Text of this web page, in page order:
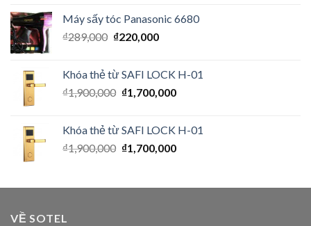
Máy sấy tóc Panasonic 6680
₫289,000 ₫220,000
Khóa thẻ từ SAFI LOCK H-01
₫1,900,000 ₫1,700,000
Khóa thẻ từ SAFI LOCK H-01
₫1,900,000 ₫1,700,000
VỀ SOTEL